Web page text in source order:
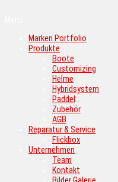
Marken Portfolio
Produkte
Boote
Customizing
Helme
Hybridsystem
Paddel
Zubehör
AGB
Reparatur & Service
Flickbox
Unternehmen
Team
Kontakt